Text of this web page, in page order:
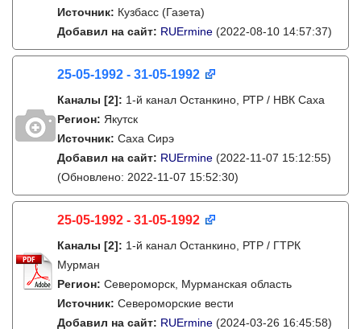
Источник: Кузбасс (Газета)
Добавил на сайт: RUErmine (2022-08-10 14:57:37)
25-05-1992 - 31-05-1992
Каналы [2]: 1-й канал Останкино, РТР / НВК Саха
Регион: Якутск
Источник: Саха Сирэ
Добавил на сайт: RUErmine (2022-11-07 15:12:55)
(Обновлено: 2022-11-07 15:52:30)
25-05-1992 - 31-05-1992
Каналы [2]: 1-й канал Останкино, РТР / ГТРК
Мурман
Регион: Североморск, Мурманская область
Источник: Североморские вести
Добавил на сайт: RUErmine (2024-03-26 16:45:58)